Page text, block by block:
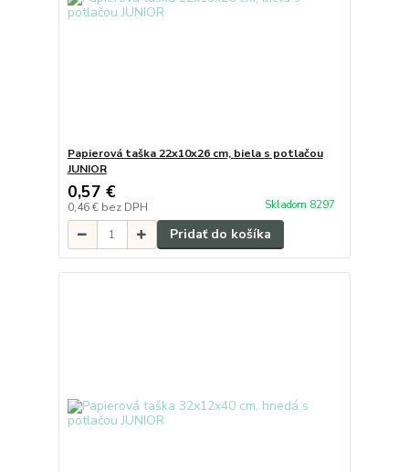
Papierová taška 22x10x26 cm, biela s potlačou
JUNIOR
0,57 €
0,46 € bez DPH Skladom 8297
Pridať do košíka